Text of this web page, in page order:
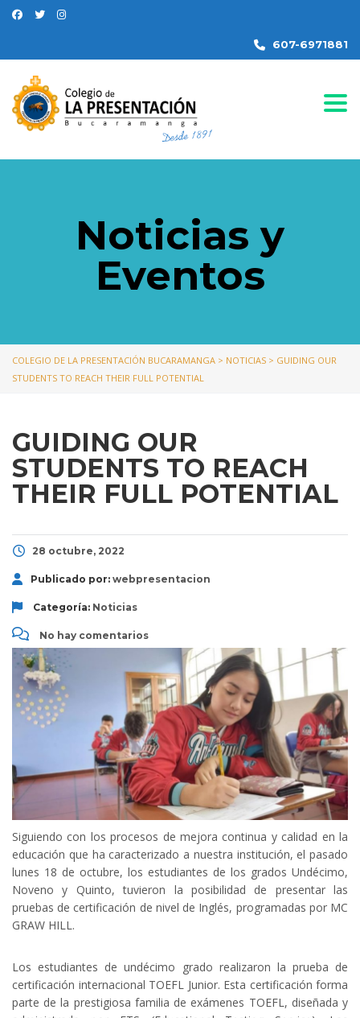
607-6971881
Noticias y
Eventos
COLEGIO DE LA PRESENTACIÓN BUCARAMANGA > NOTICIAS > GUIDING OUR
STUDENTS TO REACH THEIR FULL POTENTIAL
GUIDING OUR
STUDENTS TO REACH
THEIR FULL POTENTIAL
28 octubre, 2022
Publicado por: webpresentacion
Categoría: Noticias
No hay comentarios
Siguiendo con los procesos de mejora continua y calidad en la
educación que ha caracterizado a nuestra institución, el pasado
lunes 18 de octubre, los estudiantes de los grados Undécimo,
Noveno y Quinto, tuvieron la posibilidad de presentar las
pruebas de certificación de nivel de Inglés, programadas por MC
GRAW HILL.
Los estudiantes de undécimo grado realizaron la prueba de
certificación internacional TOEFL Junior. Esta certificación forma
parte de la prestigiosa familia de exámenes TOEFL, diseñada y